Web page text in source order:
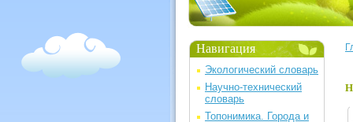
Навигация
Экологический словарь
Научно-технический
словарь
Топонимика. Города и